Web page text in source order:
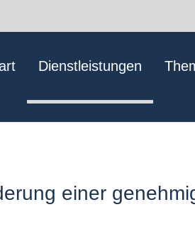
Dienstleistungen
einer